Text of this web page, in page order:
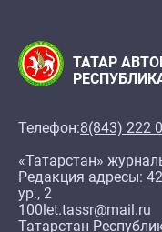
ТАТАР
Телефон:8(843) 222
«Татарстан»
Редакция адресы:
ур., 2
100let.tassr@mail.ru
Татарстан